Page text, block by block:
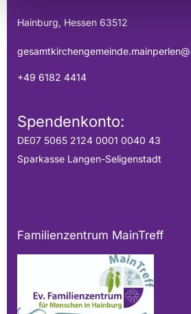
Hainburg, Hessen 63512
+49 6182 4414
Spendenkonto:
DE07 5065 2124 0001 0040 43
Sparkasse Langen-Seligenstadt
Familienzentrum MainTreff